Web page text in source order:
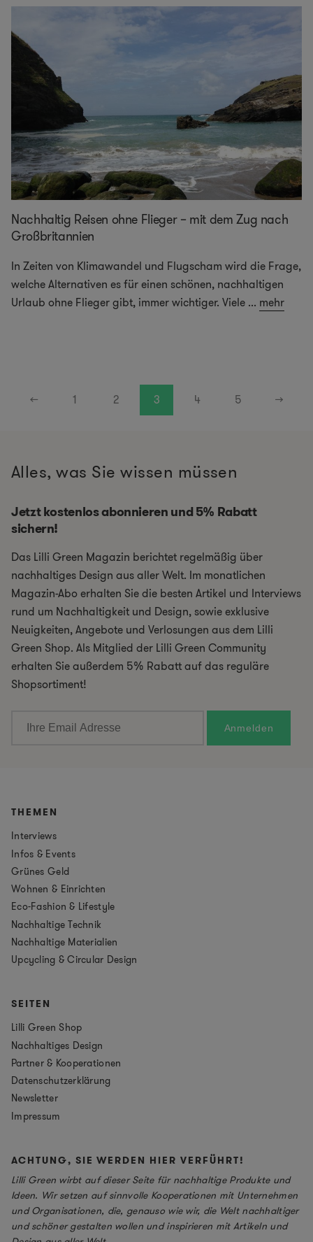
Nachhaltig Reisen ohne Flieger – mit dem Zug nach
Großbritannien
In Zeiten von Klimawandel und Flugscham wird die Frage,
welche Alternativen es für einen schönen, nachhaltigen
Urlaub ohne Flieger gibt, immer wichtiger. Viele ... mehr
← 1 2 3 4 5 →
Alles, was Sie wissen müssen
Jetzt kostenlos abonnieren und 5% Rabatt
sichern!
Das Lilli Green Magazin berichtet regelmäßig über
nachhaltiges Design aus aller Welt. Im monatlichen
Magazin-Abo erhalten Sie die besten Artikel und Interviews
rund um Nachhaltigkeit und Design, sowie exklusive
Neuigkeiten, Angebote und Verlosungen aus dem Lilli
Green Shop. Als Mitglied der Lilli Green Community
erhalten Sie außerdem 5% Rabatt auf das reguläre
Shopsortiment!
THEMEN
Interviews
Infos & Events
Grünes Geld
Wohnen & Einrichten
Eco-Fashion & Lifestyle
Nachhaltige Technik
Nachhaltige Materialien
Upcycling & Circular Design
SEITEN
Lilli Green Shop
Nachhaltiges Design
Partner & Kooperationen
Datenschutzerklärung
Newsletter
Impressum
ACHTUNG, SIE WERDEN HIER VERFÜHRT!
Lilli Green wirbt auf dieser Seite für nachhaltige Produkte und
Ideen. Wir setzen auf sinnvolle Kooperationen mit Unternehmen
und Organisationen, die, genauso wie wir, die Welt nachhaltiger
und schöner gestalten wollen und inspirieren mit Artikeln und